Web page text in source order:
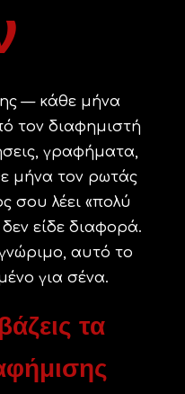
— κάθε μήνα
τον διαφημιστή
γραφήματα,
μήνα τον ρωτάς
σου λέει «πολύ
είδε διαφορά.
αυτό το
για σένα.
τα